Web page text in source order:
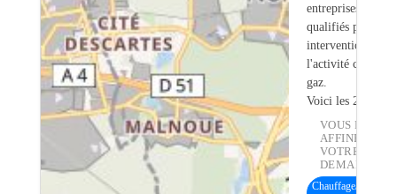
entreprises
qualifiés pour une
intervention sur
l'activité chauffe-
gaz.
Voici les 20
VOUS
AFFINER
VOTRE
DEMANDE :
Chauffage/